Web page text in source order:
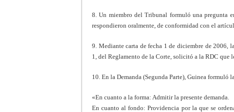
8. Un miembro del Tribunal formuló una pregunta
respondieron oralmente, de conformidad con el
9. Mediante carta de fecha 1 de diciembre de 2006,
1, del Reglamento de la Corte, solicitó a la RDC que
10. En la Demanda (Segunda Parte), Guinea formuló
«En cuanto a la forma: Admitir la presente demanda.
En cuanto al fondo: Providencia por la que se